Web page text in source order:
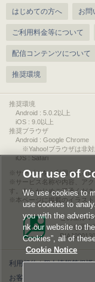
はじめての方へ お問
ご利用料金等について
配信コンテンツについて
推奨環境
推奨環境
Android : 5.0.2以上
iOS : 9.0以上
推奨ブラウザ
Android : Google Chrome
※Yahoo!ブラウザは非対
iOS : Safari
サービスをご利用される
サービス名称や内容、ア
す。あらかじめご了承くだ
本ページに掲載のイラス
このエルマ
ンツを示す
利用規約|個人情報等保護
お客様情報の外部送信に
Our use of
We use cookies to
use cookies to
you with the
nk our website to
Cookies”, all of
Cookie Notice